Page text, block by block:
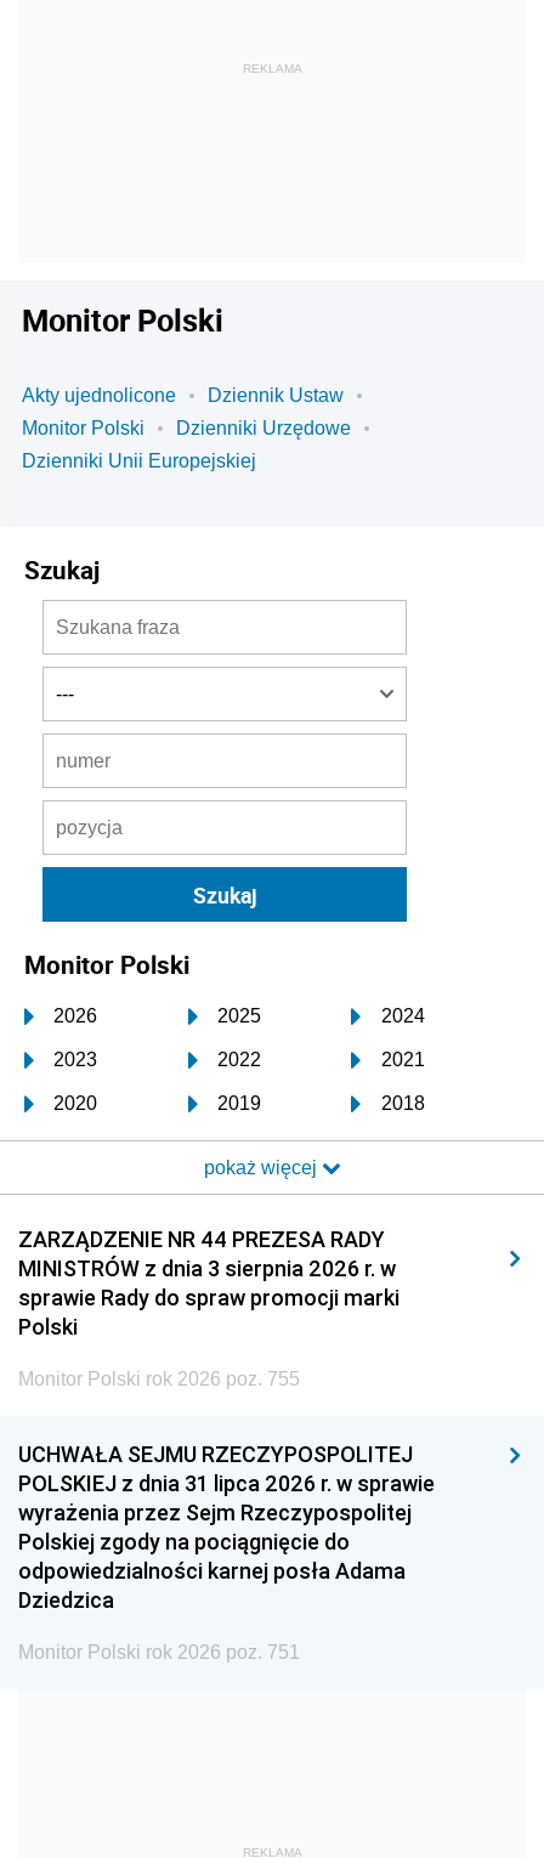
Monitor Polski
Akty ujednolicone
Dziennik Ustaw
Monitor Polski
Dzienniki Urzędowe
Dzienniki Unii Europejskiej
Szukaj
Monitor Polski
2026 2025 2024
2023 2022 2021
2020 2019 2018
2017 2016 2015
2014 2013 2012
2011 2010 2009
2008 2007 2006
2005
1996 1995 1994
1993 1992 1991
1990 1989
1987 1986 1985
1968
pokaż więcej
ZARZĄDZENIE NR 44 PREZESA RADY
MINISTRÓW z dnia 3 sierpnia 2026 r. w
sprawie Rady do spraw promocji marki
Polski
Monitor Polski rok 2026 poz. 755
UCHWAŁA SEJMU RZECZYPOSPOLITEJ
POLSKIEJ z dnia 31 lipca 2026 r. w sprawie
wyrażenia przez Sejm Rzeczypospolitej
Polskiej zgody na pociągnięcie do
odpowiedzialności karnej posła Adama
Dziedzica
Monitor Polski rok 2026 poz. 751
REKLAMA